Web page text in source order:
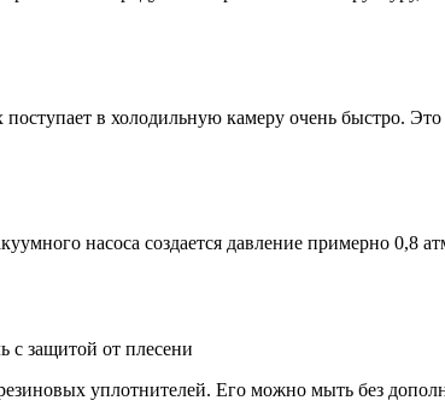
в холодильную камеру очень быстро. Это
насоса создается давление примерно 0,8
с защитой от плесени
уплотнителей. Его можно мыть без